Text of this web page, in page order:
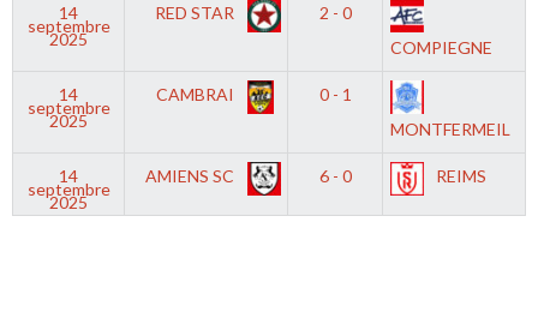
14
septembre
2025
RED STAR
2 - 0
COMPIEGNE
14
septembre
2025
CAMBRAI
0 - 1
MONTFERMEIL
14
septembre
2025
AMIENS SC 6 - 0 REIMS